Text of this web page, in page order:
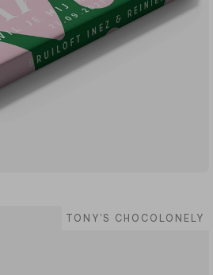
TONY'S CHOCOLONELY